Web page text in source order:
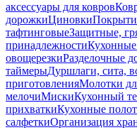
аксессуары для ковров
дорожкиЦиновки
тафтинговыеЗащитные,
принадлежности
овощерезкиРазделочные
таймерыДуршлаги, сита,
приготовленияМолотки
мелочиМискиКухонный
прихваткиКухонные
салфеткиОрганизация